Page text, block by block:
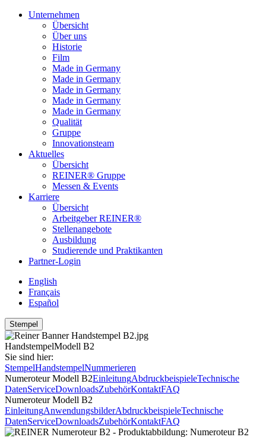
Unternehmen
Übersicht
Über uns
Historie
Film
Made in Germany
Made in Germany
Made in Germany
Made in Germany
Made in Germany
Qualität
Gruppe
Innovationsteam
Aktuelles
Übersicht
REINER® Gruppe
Messen & Events
Karriere
Übersicht
Arbeitgeber REINER®
Stellenangebote
Ausbildung
Studierende und Praktikanten
Partner-Login
English
Français
Español
Stempel
HandstempelModell B2
Sie sind hier:
StempelHandstempelNummerieren
Numeroteur Modell B2EinleitungAbdruckbeispieleTechnische
DatenServiceDownloadsZubehörKontaktFAQ
Numeroteur Modell B2
EinleitungAnwendungsbilderAbdruckbeispieleTechnische
DatenServiceDownloadsZubehörKontaktFAQ